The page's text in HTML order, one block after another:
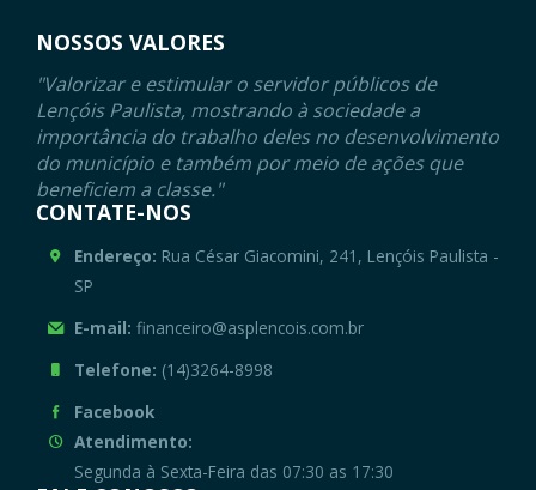
NOSSOS VALORES
"Valorizar e estimular o servidor públicos de
Lençóis Paulista, mostrando à sociedade a
importância do trabalho deles no desenvolvimento
do município e também por meio de ações que
beneficiem a classe."
CONTATE-NOS
Endereço: Rua César Giacomini, 241, Lençóis Paulista -
SP
E-mail: financeiro@asplencois.com.br
Telefone: (14)3264-8998
Facebook
Atendimento:
Segunda à Sexta-Feira das 07:30 as 17:30